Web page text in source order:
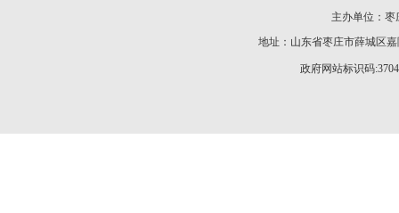
主办单位：
地址：山东省枣庄市薛城区
政府网站标识码